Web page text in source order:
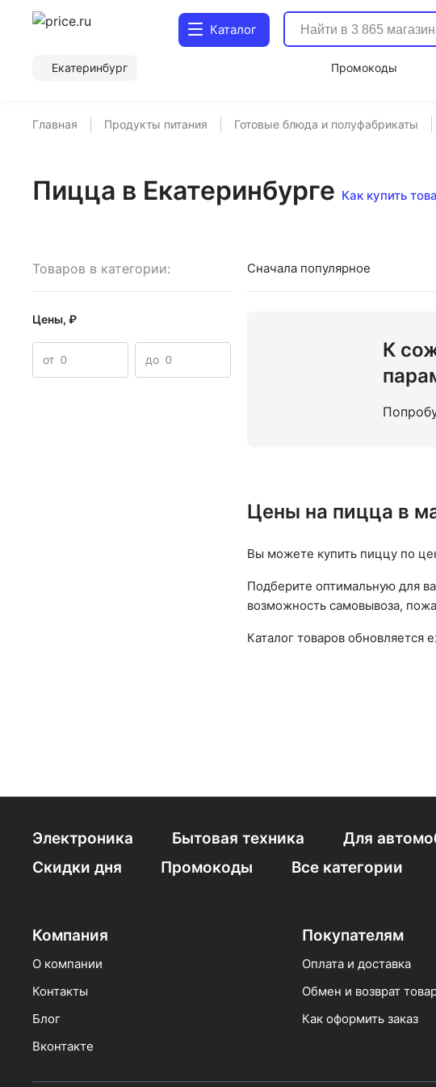
Каталог
Екатеринбург
Промокоды
Главная Продукты питания Готовые блюда и полуфабрикаты
Пицца в Екатеринбурге Как купить
Товаров в категории:
Цены, ₽
от до
Сначала популярное
К
Цены на пицца в
Вы можете купить пиццу по
Подберите оптимальную для
возможность самовывоза,
Каталог товаров обновляется
Электроника Бытовая техника Для
Скидки дня
Промокоды Все категории
Компания
О компании
Контакты
Блог
Вконтакте
Покупателям
Оплата и доставка
Обмен и возврат
Как оформить заказ